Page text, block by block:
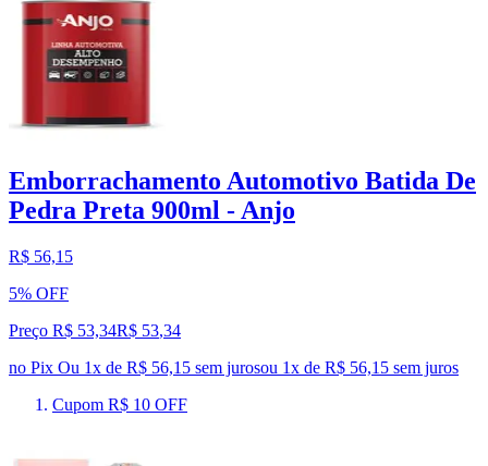
Emborrachamento Automotivo Batida De
Pedra Preta 900ml - Anjo
R$ 56,15
5% OFF
Preço R$ 53,34R$ 53,34
no Pix Ou 1x de R$ 56,15 sem jurosou 1x de R$ 56,15 sem juros
Cupom R$ 10 OFF